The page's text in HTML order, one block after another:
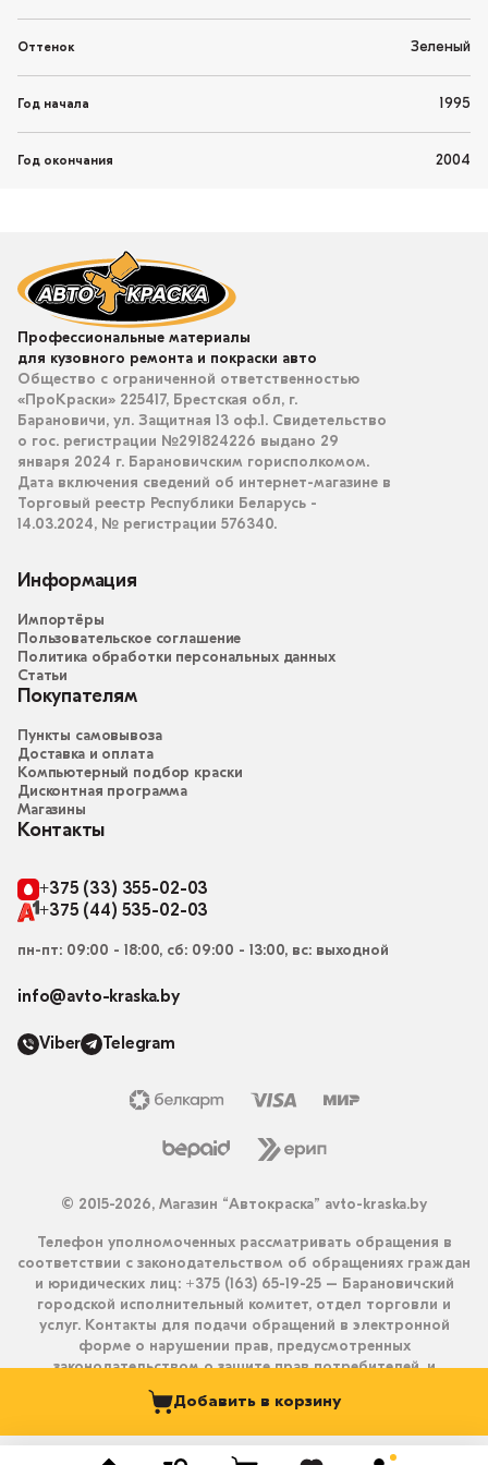
Добавить в корзину
Оттенок Зеленый
Год начала 1995
Год окончания 2004
Профессиональные материалы
для кузовного ремонта и покраски авто
Общество с ограниченной ответственностью
«ПроКраски» 225417, Брестская обл, г.
Барановичи, ул. Защитная 13 оф.1. Свидетельство
о гос. регистрации №291824226 выдано 29
января 2024 г. Барановичским горисполкомом.
Дата включения сведений об интернет-магазине в
Торговый реестр Республики Беларусь -
14.03.2024, № регистрации 576340.
Информация
Импортёры
Пользовательское соглашение
Политика обработки персональных данных
Статьи
Покупателям
Пункты самовывоза
Доставка и оплата
Компьютерный подбор краски
Дисконтная программа
Магазины
Контакты
+375 (33) 355-02-03
+375 (44) 535-02-03
пн-пт: 09:00 - 18:00, сб: 09:00 - 13:00, вс: выходной
info@avto-kraska.by
Viber Telegram
© 2015-2026, Магазин “Автокраска” avto-kraska.by
Телефон уполномоченных рассматривать обращения в
соответствии с законодательством об обращениях граждан
и юридических лиц: +375 (163) 65-19-25 – Барановичский
городской исполнительный комитет, отдел торговли и
услуг. Контакты для подачи обращений в электронной
форме о нарушении прав, предусмотренных
законодательством о защите прав потребителей, и
получения ответа на них: info@avto-kraska.by и
+375333550203 (Viber, Telegram).